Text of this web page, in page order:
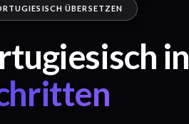
ÜBERSETZEN
in